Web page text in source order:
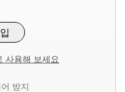
사용해 보세요
방지